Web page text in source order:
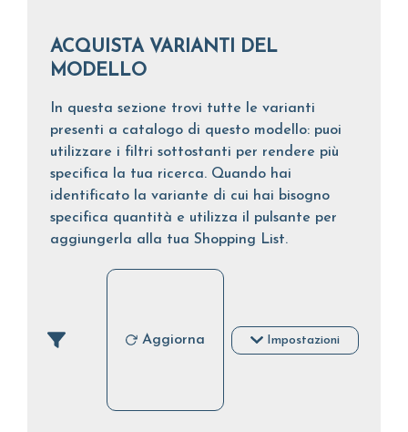
ACQUISTA VARIANTI DEL
MODELLO
In questa sezione trovi tutte le varianti
presenti a catalogo di questo modello: puoi
utilizzare i filtri sottostanti per rendere più
specifica la tua ricerca. Quando hai
identificato la variante di cui hai bisogno
specifica quantità e utilizza il pulsante per
aggiungerla alla tua Shopping List.
Aggiorna Impostazioni